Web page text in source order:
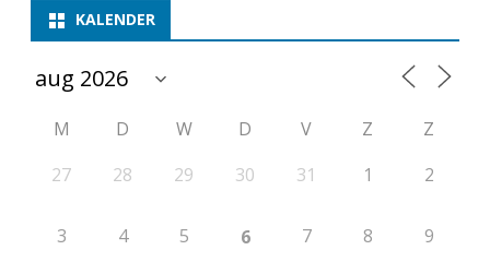
c
p
2
2
KALENDER
M D W D V Z
Z
27
28 29 30 31 1 2
3 4 5 6 7 8 9